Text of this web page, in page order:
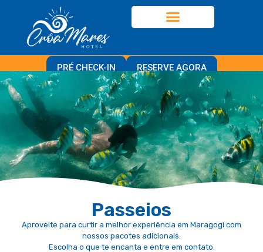
PRÉ CHECK-IN RESERVE AGORA
Passeios
Aproveite para curtir a melhor experiência em Maragogi com
nossos pacotes adicionais.
Escolha o que te encanta e entre em contato.